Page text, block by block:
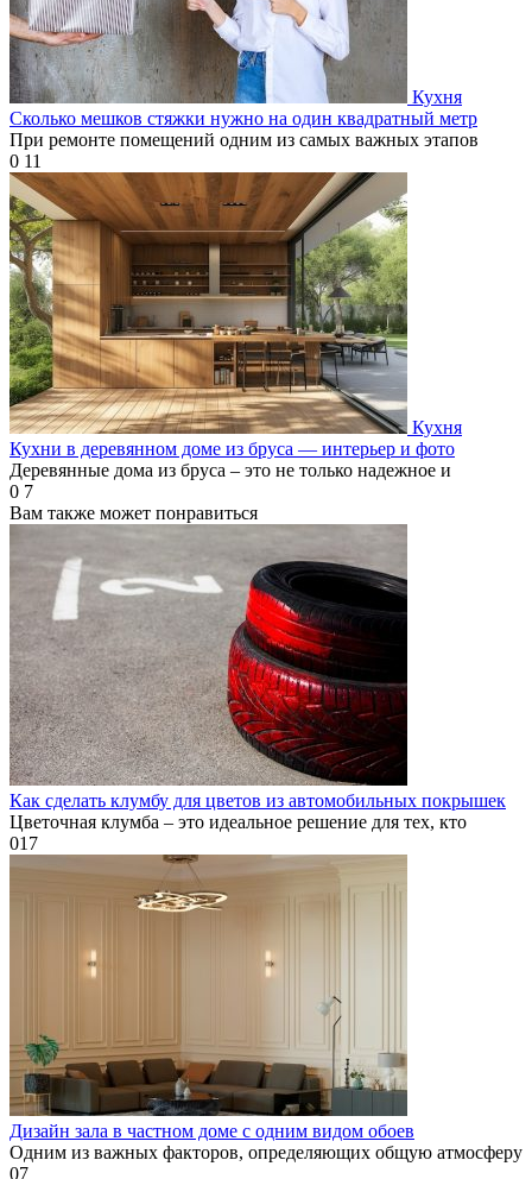
Кухня
Сколько мешков стяжки нужно на один квадратный метр
При ремонте помещений одним из самых важных этапов
0 11
Кухня
Кухни в деревянном доме из бруса — интерьер и фото
Деревянные дома из бруса – это не только надежное и
0 7
Вам также может понравиться
Как сделать клумбу для цветов из автомобильных покрышек
Цветочная клумба – это идеальное решение для тех, кто
017
Дизайн зала в частном доме с одним видом обоев
Одним из важных факторов, определяющих общую атмосферу
07